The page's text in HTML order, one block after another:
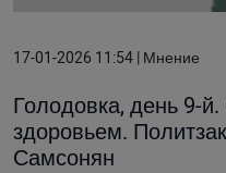
17-01-2026 11:54 | Мнение
Голодовка, день 9-
здоровьем.
Самсонян